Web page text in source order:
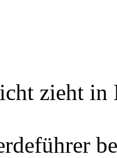
zieht in